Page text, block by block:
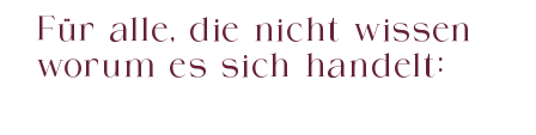
Für alle, die nicht wissen
worum es sich handelt: